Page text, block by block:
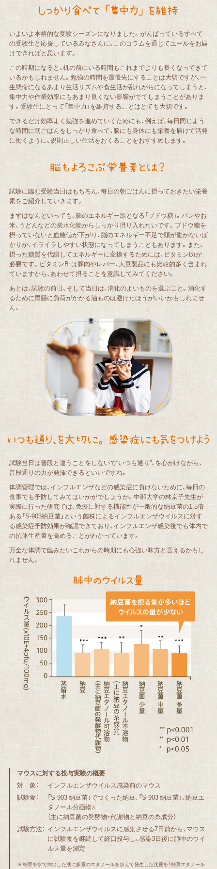
いよいよ本格的な受験シーズンになりました。がんばっているすべて
の受験生と応援しているみなさんに、このコラムを通じてエールをお届
けできればと思います。
この時期になると、机の前にいる時間もこれまでよりも長くなってきて
いるかもしれません。勉強の時間を最優先にすることは大切ですが、一
生懸命になるあまり生活リズムや食生活が乱れがちになってしまうと、
集中力や作業効率にもあまり良くない影響がでてしまうことがありま
す。受験生にとって「集中力」を維持することはとても大切です。
できるだけ効率よく勉強を進めていくためにも、例えば、毎日同じよう
な時間に朝ごはんをしっかり食べて、脳にも身体にも栄養を届けて活発
に働くように、規則正しい生活をおくることをおすすめします。
試験に臨む受験当日はもちろん、毎日の朝ごはんに摂っておきたい栄養
素をご紹介していきます。
まずはなんといっても、脳のエネルギー源となる「ブドウ糖」。パンやお
米、うどんなどの炭水化物からしっかり摂り入れたいです。ブドウ糖を
摂っていないと血糖値が下がり、脳のエネルギー不足で頭が働かないば
かりか、イライラしやすい状態になってしまうこともあります。また、
摂った糖質を代謝してエネルギーに変換するためには、ビタミンB1が
必要です。ビタミンB1は豚肉やレバー、大豆製品にも比較的多く含まれ
ていますから、あわせて摂ることを意識してみてください。
あとは、試験の前日、そして当日は、消化のよいものを選ぶこと。消化す
るために胃腸に負荷がかかる油ものは避けたほうがいいかもしれませ
ん。
試験当日は普段と違うことをしないで“いつも通り”、を心がけながら、
普段通りの力が発揮できるといいですね。
体調管理では、インフルエンザなどの感染症に負けないために、毎日の
食事でも予防してみてはいかがでしょうか。中部大学の林京子先生が
実際に行った研究では、免疫に対する機能性が一般的な納豆菌の1.5倍
ある「S-903納豆菌」という菌株によるインフルエンザウイルスに対す
る感染症予防効果が確認できており、インフルエンザ感染後でも体内で
の抗体生産量を高めることがわかっています。
万全な体調で臨みたいこれからの時期にも心強い味方と言えるかもし
れません。
マウスに対する投与実験の概要
対 象：
インフルエンザウイルス感染前のマウス
試験食：
「S-903 納豆菌」でつくった納豆、「S-903 納豆菌」、納豆エ
タノール分画物※
（主に納豆菌の発酵物・代謝物と納豆の糸成分）
試験方法： インフルエンザウイルスに感染させる7日前から、マウス
に試験食を継続して経口投与し、感染3日後に肺中のウイ
ルス量を測定
※ 納豆を水で抽出した液に多量のエタノールを加えて発生した沈殿を「納豆エタノール